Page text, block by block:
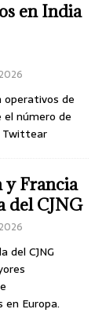
en India
operativos de
número de
Twittear
y Francia
del CJNG
del CJNG
Europa.